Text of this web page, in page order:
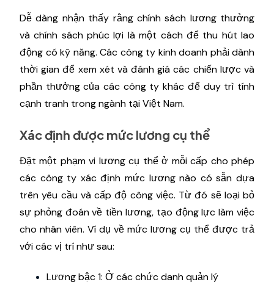
Dễ dàng nhận thấy rằng chính sách lương thưởng
và chính sách phúc lợi là một cách để thu hút lao
động có kỹ năng. Các công ty kinh doanh phải dành
thời gian để xem xét và đánh giá các chiến lược và
phần thưởng của các công ty khác để duy trì tính
cạnh tranh trong ngành tại Việt Nam.
Xác định được mức lương cụ thể
Đặt một phạm vi lương cụ thể ở mỗi cấp cho phép
các công ty xác định mức lương nào có sẵn dựa
trên yêu cầu và cấp độ công việc. Từ đó sẽ loại bỏ
sự phỏng đoán về tiền lương, tạo động lực làm việc
cho nhân viên. Ví dụ về mức lương cụ thể được trả
với các vị trí như sau:
Lương bậc 1: Ở các chức danh quản lý